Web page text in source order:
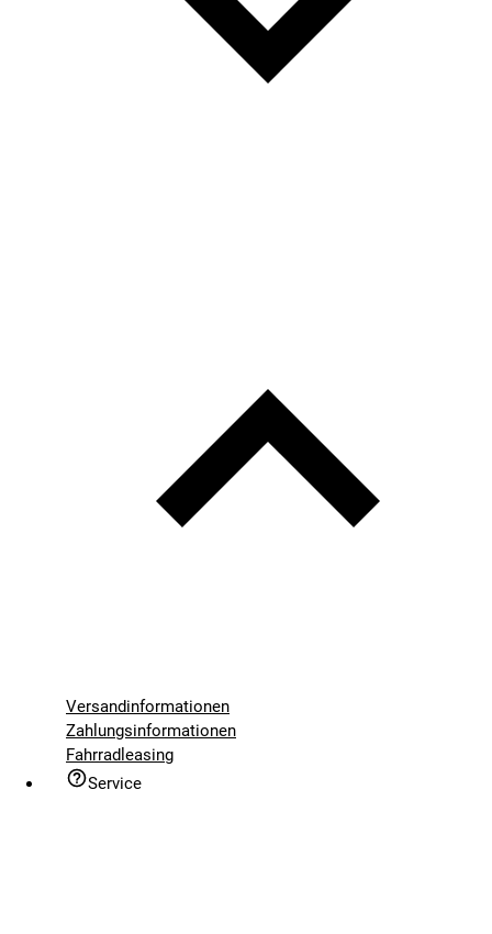
Versandinformationen
Zahlungsinformationen
Fahrradleasing
Service